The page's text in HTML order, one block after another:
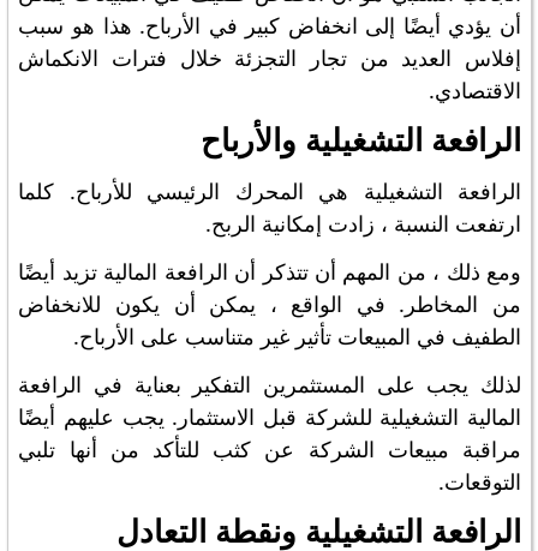
أن يؤدي أيضًا إلى انخفاض كبير في الأرباح. هذا هو سبب
إفلاس العديد من تجار التجزئة خلال فترات الانكماش
الاقتصادي.
الرافعة التشغيلية والأرباح
الرافعة التشغيلية هي المحرك الرئيسي للأرباح. كلما
ارتفعت النسبة ، زادت إمكانية الربح.
ومع ذلك ، من المهم أن تتذكر أن الرافعة المالية تزيد أيضًا
من المخاطر. في الواقع ، يمكن أن يكون للانخفاض
الطفيف في المبيعات تأثير غير متناسب على الأرباح.
لذلك يجب على المستثمرين التفكير بعناية في الرافعة
المالية التشغيلية للشركة قبل الاستثمار. يجب عليهم أيضًا
مراقبة مبيعات الشركة عن كثب للتأكد من أنها تلبي
التوقعات.
الرافعة التشغيلية ونقطة التعادل